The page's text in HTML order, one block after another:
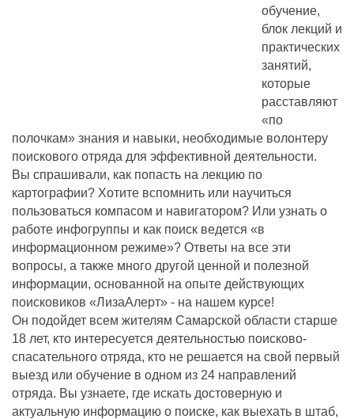
обучение,
блок лекций и
практических
занятий,
которые
расставляют
«по
полочкам» знания и навыки, необходимые волонтеру
поискового отряда для эффективной деятельности.
Вы спрашивали, как попасть на лекцию по
картографии? Хотите вспомнить или научиться
пользоваться компасом и навигатором? Или узнать о
работе инфогруппы и как поиск ведется «в
информационном режиме»? Ответы на все эти
вопросы, а также много другой ценной и полезной
информации, основанной на опыте действующих
поисковиков «ЛизаАлерт» - на нашем курсе!
Он подойдет всем жителям Самарской области старше
18 лет, кто интересуется деятельностью поисково-
спасательного отряда, кто не решается на свой первый
выезд или обучение в одном из 24 направлений
отряда. Вы узнаете, где искать достоверную и
актуальную информацию о поиске, как выехать в штаб,